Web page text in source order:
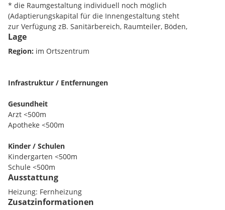
* die Raumgestaltung individuell noch möglich
(Adaptierungskapital für die Innengestaltung steht
zur Verfügung zB. Sanitärbereich, Raumteiler, Böden,
Elektrik...)
* Wohnraumlüftung, Fernwärme
* unbefristeter Mietvertrag
* Kaution: EUR 9.712,--
* BMM: EUR 944,51 (inkl. 20% UST u. BK) Fernwärme u. Strom
extra
Finden Sie noch mehr attraktive Liegenschaften
auf
Lage
Region: im Ortszentrum
Infrastruktur / Entfernungen
Gesundheit
Arzt <500m
Apotheke <500m
Kinder / Schulen
Kindergarten <500m
Schule <500m
Nahversorgung
Supermarkt <500m
Ausstattung
Heizung: Fernheizung
Zusatzinformationen